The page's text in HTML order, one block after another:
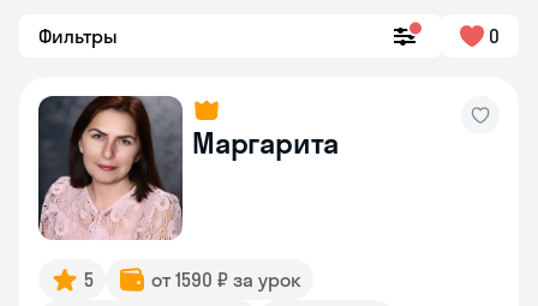
Фильтры 0
Маргарита
5
от 1590 ₽ за урок